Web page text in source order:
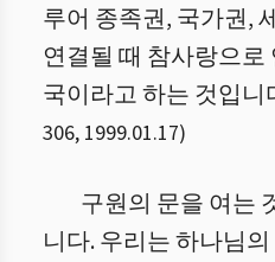
루어 종족권, 국가권,
연결될 때 참사랑으로
국이라고 하는 것입니
306, 1999.01.17)
구원의 문을 여는
니다. 우리는 하나님